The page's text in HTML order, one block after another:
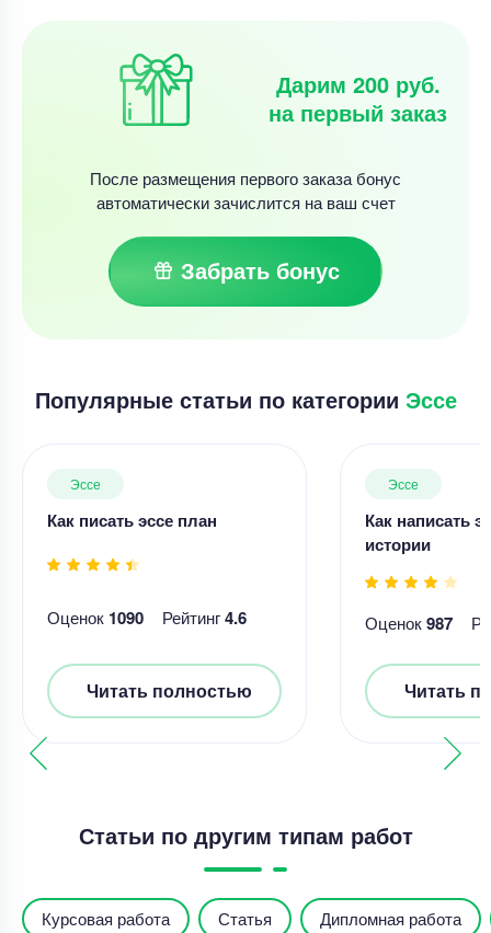
Дарим 200 руб.
на первый заказ
После размещения первого заказа бонус
автоматически зачислится на ваш счет
Забрать бонус
Популярные статьи по категории Эссе
Эссе
Как писать эссе план
Оценок 1090 Рейтинг4.6
Читать полностью
Эссе
Как написать
истории
Оценок987
Читать
Статьи по другим типам работ
Курсовая работа Статья Дипломная работа